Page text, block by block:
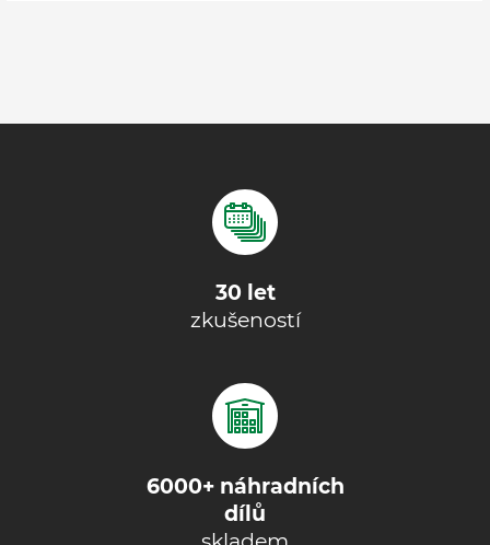
30 let
zkušeností
6000+ náhradních
dílů